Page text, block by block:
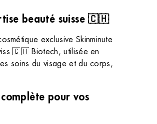
beauté suisse 🇨🇭
exclusive Skinminute
🇨🇭 Biotech, utilisée en
soins du visage et du corps,
pour vos